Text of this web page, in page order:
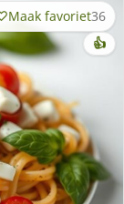
Maak favoriet36
👍